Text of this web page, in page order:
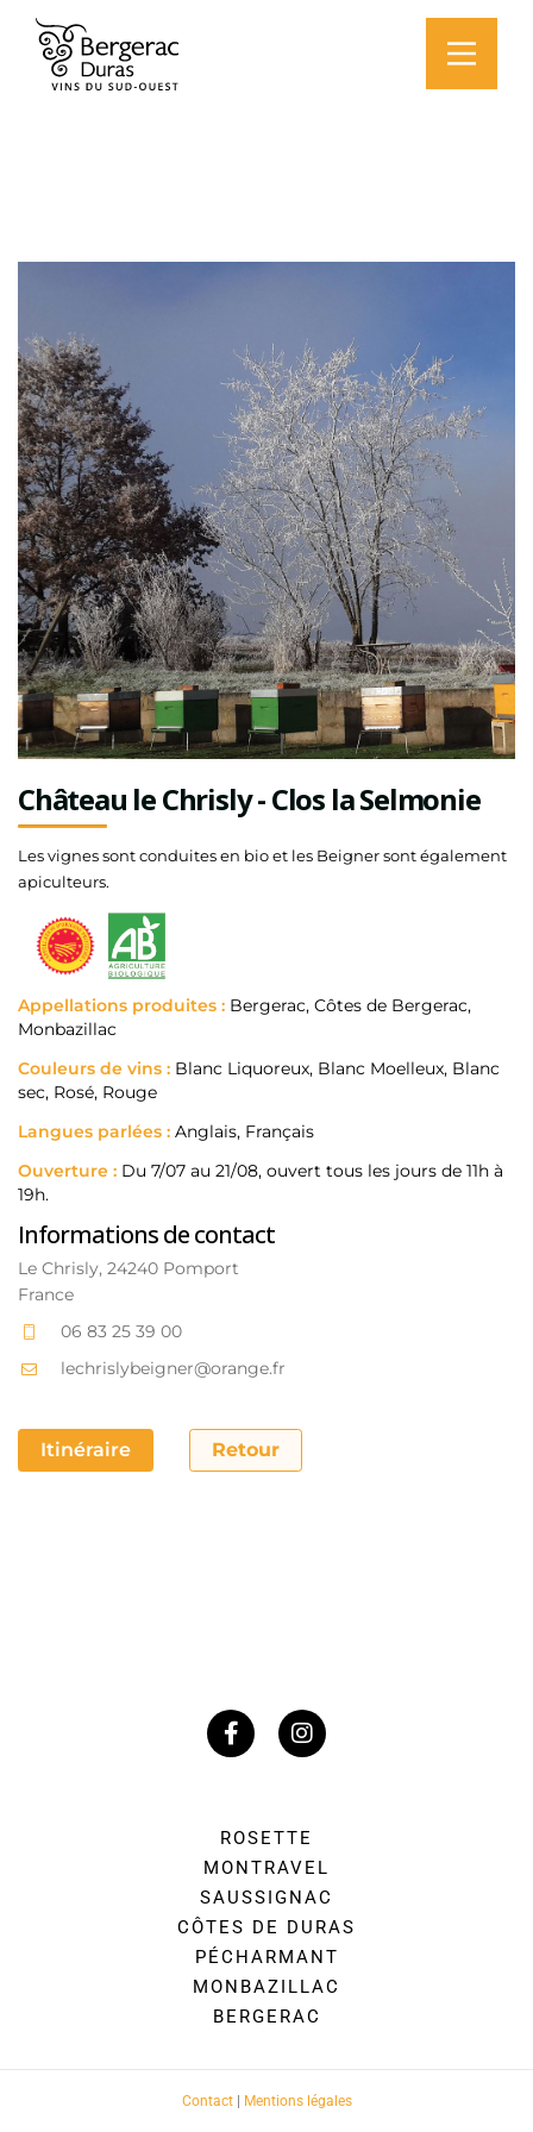
Château le Chrisly - Clos la Selmonie
Les vignes sont conduites en bio et les Beigner sont également
apiculteurs.
Appellations produites : Bergerac, Côtes de Bergerac,
Monbazillac
Couleurs de vins : Blanc Liquoreux, Blanc Moelleux, Blanc
sec, Rosé, Rouge
Langues parlées : Anglais, Français
Ouverture : Du 7/07 au 21/08, ouvert tous les jours de 11h à
19h.
Informations de contact
Le Chrisly, 24240 Pomport
France
06 83 25 39 00
lechrislybeigner@orange.fr
Itinéraire Retour
ROSETTE
MONTRAVEL
SAUSSIGNAC
CÔTES DE DURAS
PÉCHARMANT
MONBAZILLAC
BERGERAC
Contact| Mentions légales